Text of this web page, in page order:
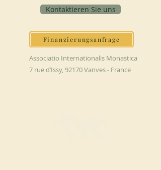
Kontaktieren Sie uns
Finanzierungsanfrage
Associatio Internationalis Monastica
7 rue d’Issy, 92170 Vanves - France